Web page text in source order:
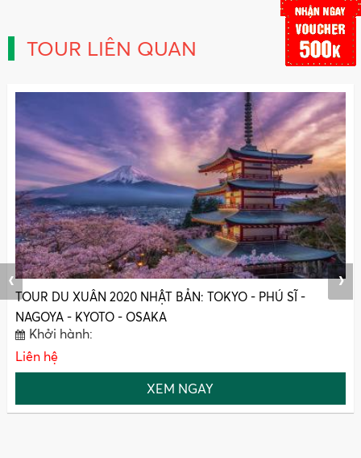
TOUR LIÊN QUAN
TOUR DU XUÂN 2020 NHẬT BẢN: TOKYO - PHÚ SĨ -
NAGOYA - KYOTO - OSAKA
Khởi hành:
Liên hệ
XEM NGAY
‹ ›